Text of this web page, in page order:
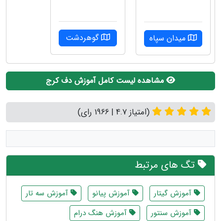
میدان سپاه گوهردشت
مشاهده لیست کامل آموزش دف کرج
(امتیاز 4.7 | 1966 رای)
تگ های مرتبط
آموزش گیتار آموزش پیانو
آموزش سه تار
آموزش سنتور
آموزش هنگ درام